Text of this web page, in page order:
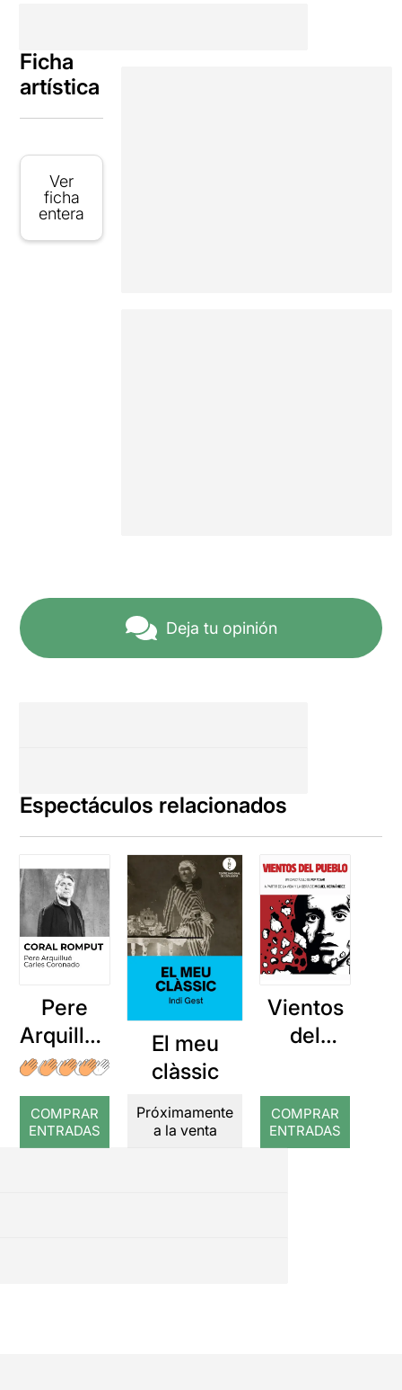
Ficha
artística
Ver
ficha
entera
Deja tu opinión
Espectáculos relacionados
Pere
Arquillué
: Coral
romput
COMPRAR
ENTRADAS
El meu
clàssic
Próximamente
a la venta
Vientos
del
COMPRAR
ENTRADAS